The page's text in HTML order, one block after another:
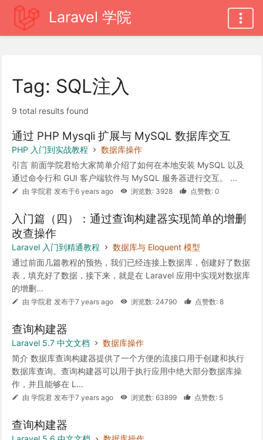
Laravel 学院
Tag: SQL注入
9 total results found
通过 PHP Mysqli 扩展与 MySQL 数据库交互
PHP 入门到实战教程
数据库操作
引言 前面学院君给大家简单介绍了如何在本地安装 MySQL 以及
通过命令行和 GUI 客户端软件与 MySQL 服务器进行交互。 ...
由 学院君 发布于6 years ago 浏览数: 3928 点赞数: 0
入门篇（四）：通过查询构建器实现简单的增删
改查操作
Laravel 入门到精通教程
数据库与 Eloquent 模型
通过前面几篇教程的预热，我们已经连接上数据库，创建好了数据
表，填充好了数据，接下来，就是在 Laravel 应用中实现对数据库
的增删...
由 学院君 发布于7 years ago 浏览数: 24790 点赞数: 8
查询构建器
Laravel 5.7 中文文档
数据库操作
简介 数据库查询构建器提供了一个方便的流接口用于创建和执行
数据库查询。查询构建器可以用于执行应用中绝大部分数据库操
作，并且能够在 L...
由 学院君 发布于7 years ago 浏览数: 63899 点赞数: 5
查询构建器